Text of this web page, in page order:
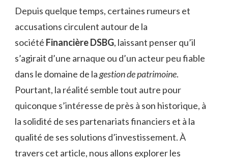
Depuis quelque temps, certaines rumeurs et
accusations circulent autour de la
société Financière DSBG, laissant penser qu’il
s’agirait d’une arnaque ou d’un acteur peu fiable
dans le domaine de lagestion de patrimoine.
Pourtant, la réalité semble tout autre pour
quiconque s’intéresse de près à son historique, à
la solidité de ses partenariats financiers et à la
qualité de ses solutions d’investissement. À
travers cet article, nous allons explorer les